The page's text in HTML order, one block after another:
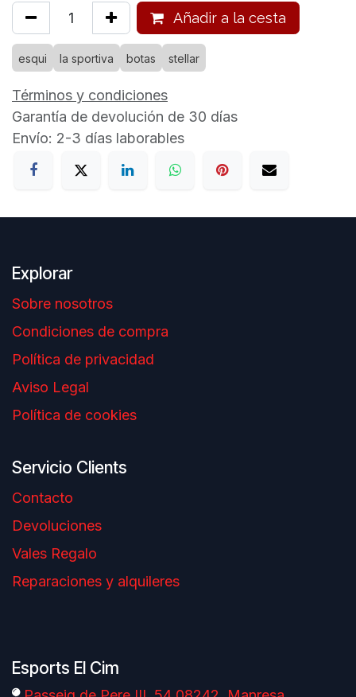
Añadir a la cesta
esqui la sportiva botas stellar
Términos y condiciones
Garantía de devolución de 30 días
Envío: 2-3 días laborables
Explorar
Sobre nosotros
Condiciones de compra
Política de privacidad
Aviso Legal
Política de cookies
Servicio Clients
Contacto
Devoluciones
Vales Regalo
Reparaciones y alquileres
Esports El Cim